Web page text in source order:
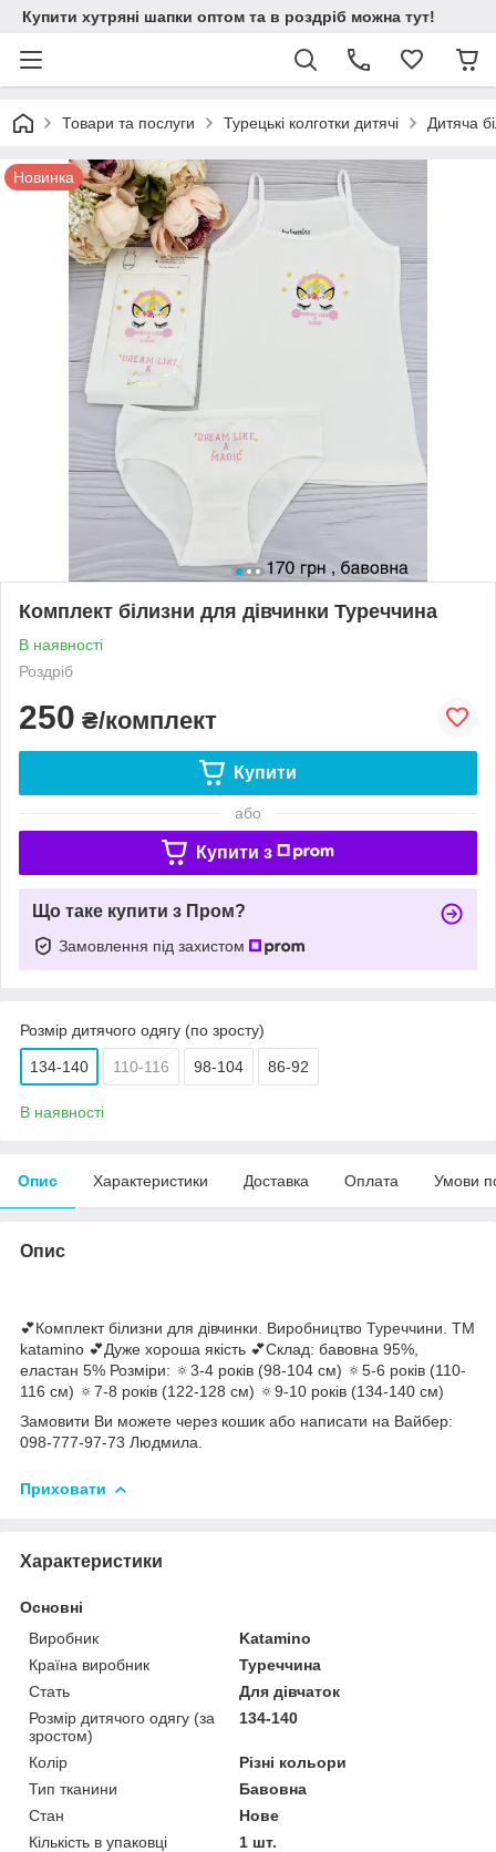
Купити хутряні шапки оптом та в роздріб можна тут!
Товари та послуги Турецькі колготки дитячі Дитяча
Новинка
Комплект білизни для дівчинки Туреччина
В наявності
Роздріб
250 ₴/комплект
Купити
або
Купити з
Що таке купити з Пром?
Замовлення під захистом
Розмір дитячого одягу (по зросту)
134-140 110-116 98-104 86-92
В наявності
Опис Характеристики Доставка Оплата Умови
Опис
💕Комплект білизни для дівчинки. Виробництво Туреччини. ТМ
katamino 💕Дуже хороша якість 💕Склад: бавовна 95%,
еластан 5% Розміри: 🔅3-4 років (98-104 см) 🔅5-6 років (110-
116 см) 🔅7-8 років (122-128 см) 🔅9-10 років (134-140 см)
Замовити Ви можете через кошик або написати на Вайбер:
098-777-97-73 Людмила.
Приховати
Характеристики
Основні
Виробник
Katamino
Країна виробник
Туреччина
Стать
Для дівчаток
Розмір дитячого одягу (за
зростом)
134-140
Колір
Різні кольори
Тип тканини
Бавовна
Стан
Нове
Кількість в упаковці
1 шт.